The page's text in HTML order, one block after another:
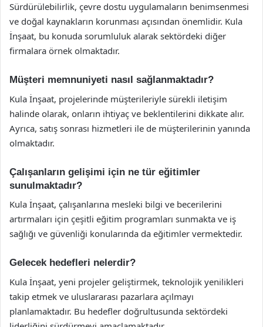
Sürdürülebilirlik, çevre dostu uygulamaların benimsenmesi
ve doğal kaynakların korunması açısından önemlidir. Kula
İnşaat, bu konuda sorumluluk alarak sektördeki diğer
firmalara örnek olmaktadır.
Müşteri memnuniyeti nasıl sağlanmaktadır?
Kula İnşaat, projelerinde müşterileriyle sürekli iletişim
halinde olarak, onların ihtiyaç ve beklentilerini dikkate alır.
Ayrıca, satış sonrası hizmetleri ile de müşterilerinin yanında
olmaktadır.
Çalışanların gelişimi için ne tür eğitimler
sunulmaktadır?
Kula İnşaat, çalışanlarına mesleki bilgi ve becerilerini
artırmaları için çeşitli eğitim programları sunmakta ve iş
sağlığı ve güvenliği konularında da eğitimler vermektedir.
Gelecek hedefleri nelerdir?
Kula İnşaat, yeni projeler geliştirmek, teknolojik yenilikleri
takip etmek ve uluslararası pazarlara açılmayı
planlamaktadır. Bu hedefler doğrultusunda sektördeki